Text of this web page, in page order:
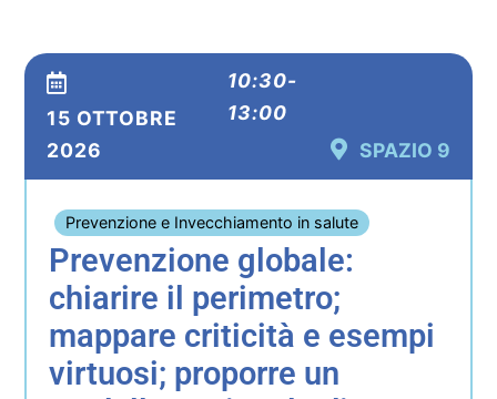
15 OTTOBRE
2026
10:30-
13:00
SPAZIO 9
Prevenzione e Invecchiamento in salute
Prevenzione globale:
chiarire il perimetro;
mappare criticità e esempi
virtuosi; proporre un